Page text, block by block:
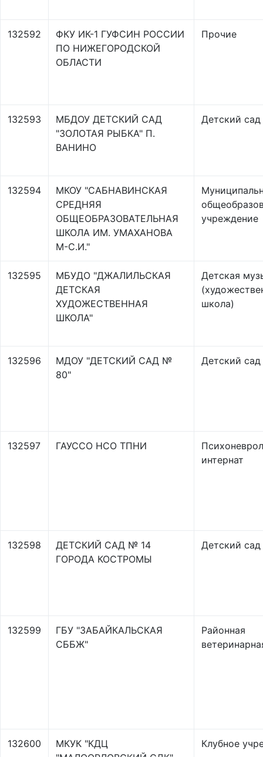
132592
ФКУ ИК-1 ГУФСИН РОССИИ
ПО НИЖЕГОРОДСКОЙ
ОБЛАСТИ
Прочие
132593
МБДОУ ДЕТСКИЙ САД
"ЗОЛОТАЯ РЫБКА" П.
ВАНИНО
Детский сад
132594
МКОУ "САБНАВИНСКАЯ
СРЕДНЯЯ
ОБЩЕОБРАЗОВАТЕЛЬНАЯ
ШКОЛА ИМ. УМАХАНОВА
М-С.И."
учреждение
132595
МБУДО "ДЖАЛИЛЬСКАЯ
ДЕТСКАЯ
ХУДОЖЕСТВЕННАЯ
ШКОЛА"
Детская
школа)
132596
МДОУ "ДЕТСКИЙ САД №
80"
Детский сад
132597 ГАУССО НСО ТПНИ
интернат
132598
ДЕТСКИЙ САД № 14
ГОРОДА КОСТРОМЫ
Детский сад
132599
ГБУ "ЗАБАЙКАЛЬСКАЯ
СББЖ"
Районная
132600
МКУК "КДЦ
Клубное